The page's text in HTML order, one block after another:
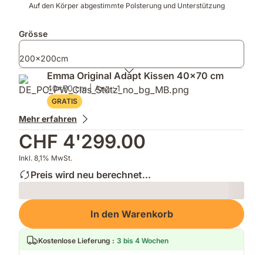
Auf den Körper abgestimmte Polsterung und Unterstützung
Grösse
200x200cm
Emma Original Adapt Kissen 40x70 cm
40x70 cm | Anz.: 1
GRATIS
Mehr erfahren
CHF 4'299.00
Inkl. 8,1% MwSt.
Preis wird neu berechnet...
Loading
In den Warenkorb
Kostenlose Lieferung : 3 bis 4 Wochen